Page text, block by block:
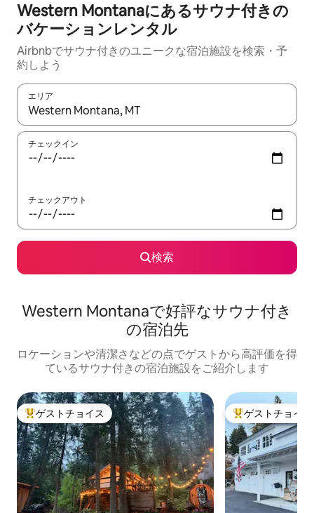
Western Montanaにあるサウナ付きの
バケーションレンタル
Airbnbでサウナ付きのユニークな宿泊施設を検索・予
約しよう
エリア
検索結果が表示されたら、上下の矢印キーを使って移動するか
チェックイン
チェックアウト
検索
Western Montanaで好評なサウナ付き
の宿泊先
ロケーションや清潔さなどの点でゲストから高評価を得
ているサウナ付きの宿泊施設をご紹介します
大好評のゲストチョイスです。
ゲストチョイス 大好評のゲスト
ゲストチョイス